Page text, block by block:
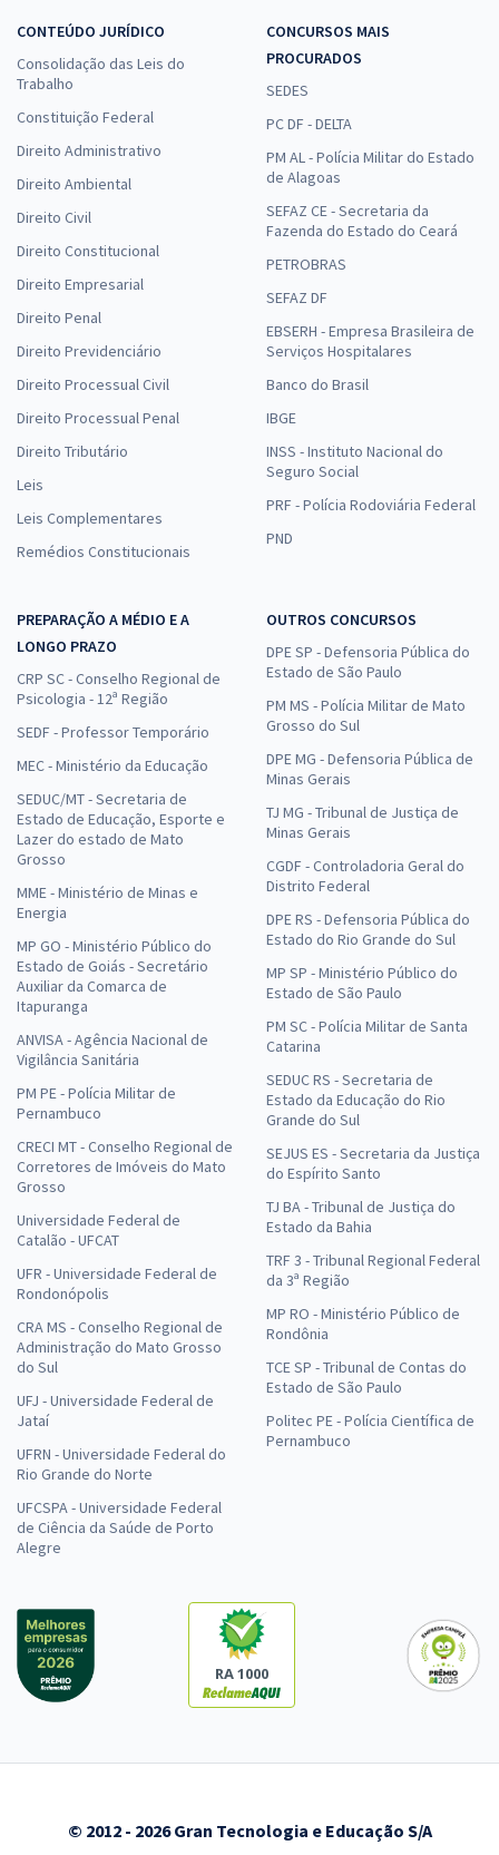
CONTEÚDO JURÍDICO
Consolidação das Leis do
Trabalho
Constituição Federal
Direito Administrativo
Direito Ambiental
Direito Civil
Direito Constitucional
Direito Empresarial
Direito Penal
Direito Previdenciário
Direito Processual Civil
Direito Processual Penal
Direito Tributário
Leis
Leis Complementares
Remédios Constitucionais
CONCURSOS MAIS
PROCURADOS
SEDES
PC DF - DELTA
PM AL - Polícia Militar do Estado
de Alagoas
SEFAZ CE - Secretaria da
Fazenda do Estado do Ceará
PETROBRAS
SEFAZ DF
EBSERH - Empresa Brasileira de
Serviços Hospitalares
Banco do Brasil
IBGE
INSS - Instituto Nacional do
Seguro Social
PRF - Polícia Rodoviária Federal
PND
PREPARAÇÃO A MÉDIO E A
LONGO PRAZO
CRP SC - Conselho Regional de
Psicologia - 12ª Região
SEDF - Professor Temporário
MEC - Ministério da Educação
SEDUC/MT - Secretaria de
Estado de Educação, Esporte e
Lazer do estado de Mato
Grosso
MME - Ministério de Minas e
Energia
MP GO - Ministério Público do
Estado de Goiás - Secretário
Auxiliar da Comarca de
Itapuranga
ANVISA - Agência Nacional de
Vigilância Sanitária
PM PE - Polícia Militar de
Pernambuco
CRECI MT - Conselho Regional de
Corretores de Imóveis do Mato
Grosso
Universidade Federal de
Catalão - UFCAT
UFR - Universidade Federal de
Rondonópolis
CRA MS - Conselho Regional de
Administração do Mato Grosso
do Sul
UFJ - Universidade Federal de
Jataí
UFRN - Universidade Federal do
Rio Grande do Norte
UFCSPA - Universidade Federal
de Ciência da Saúde de Porto
Alegre
OUTROS CONCURSOS
DPE SP - Defensoria Pública do
Estado de São Paulo
PM MS - Polícia Militar de Mato
Grosso do Sul
DPE MG - Defensoria Pública de
Minas Gerais
TJ MG - Tribunal de Justiça de
Minas Gerais
CGDF - Controladoria Geral do
Distrito Federal
DPE RS - Defensoria Pública do
Estado do Rio Grande do Sul
MP SP - Ministério Público do
Estado de São Paulo
PM SC - Polícia Militar de Santa
Catarina
SEDUC RS - Secretaria de
Estado da Educação do Rio
Grande do Sul
SEJUS ES - Secretaria da Justiça
do Espírito Santo
TJ BA - Tribunal de Justiça do
Estado da Bahia
TRF 3 - Tribunal Regional Federal
da 3ª Região
MP RO - Ministério Público de
Rondônia
TCE SP - Tribunal de Contas do
Estado de São Paulo
Politec PE - Polícia Científica de
Pernambuco
RA 1000
© 2012 - 2026 Gran Tecnologia e Educação S/A